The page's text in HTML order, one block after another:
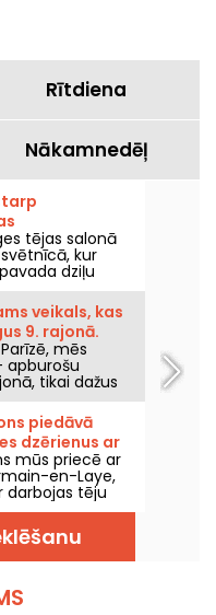
Rītdiena
Nākamnedēļ
labklājību
tējas salonā
kur
dziļu
divām
vieta
ar sevi,
procedūras.
veikals, kas
9. rajonā.
mēs
apburošu
tikai dažus
Bakery
gatavotus
kas
gan mazus.
un gardus
un
svētku sezonai!
piedāvā
dzērienus ar
mūs priecē ar
en-Laye,
darbojas tēju
kas priecē
Atklājam
dzērienus,
katliņos, un